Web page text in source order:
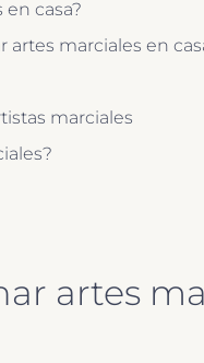
casa?
artes marciales en
marciales
artes